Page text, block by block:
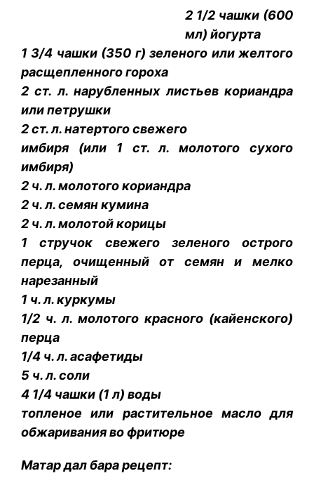
2 1/2 чашки (600
мл) йогурта
1 3/4 чашки (350 г) зеленого или желтого
расщепленного гороха
2 ст. л. нарубленных листьев кориандра
или петрушки
2 ст. л. натертого свежего
имбиря (или 1 ст. л. молотого сухого
имбиря)
2 ч. л. молотого кориандра
2 ч. л. семян кумина
2 ч. л. молотой корицы
1 стручок свежего зеленого острого
перца, очищенный от семян и мелко
нарезанный
1 ч. л. куркумы
1/2 ч. л. молотого красного (кайенского)
перца
1/4 ч. л. асафетиды
5 ч. л. соли
4 1/4 чашки (1 л) воды
топленое или растительное масло для
обжаривания во фритюре
Матар дал бара рецепт: